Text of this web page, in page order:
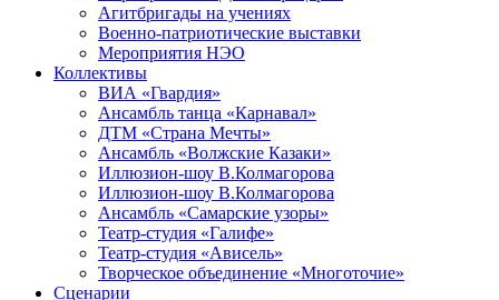
Агитбригады на учениях
Военно-патриотические выставки
Мероприятия НЭО
Коллективы
ВИА «Гвардия»
Ансамбль танца «Карнавал»
ДТМ «Страна Мечты»
Ансамбль «Волжские Казаки»
Иллюзион-шоу В.Колмагорова
Иллюзион-шоу В.Колмагорова
Ансамбль «Самарские узоры»
Театр-студия «Галифе»
Театр-студия «Ависель»
Творческое объединение «Многоточие»
Сценарии